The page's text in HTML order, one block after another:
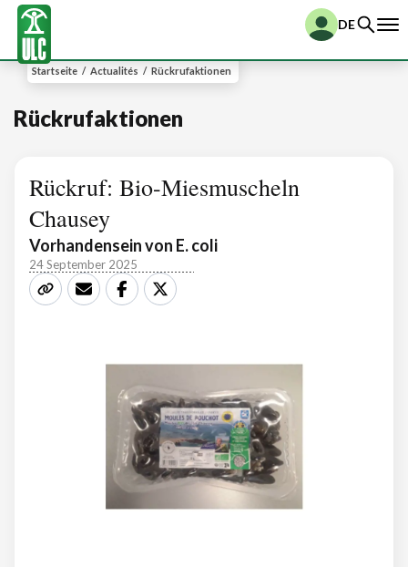
DE
Startseite / Actualités / Rückrufaktionen
Rückrufaktionen
Rückruf: Bio-Miesmuscheln
Chausey
Vorhandensein von E. coli
24 September 2025